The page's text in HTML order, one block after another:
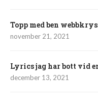
Topp med ben
november 21, 2021
Lyrics jag har bott vid
december 13, 2021